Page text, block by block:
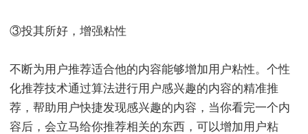
③投其所好，增强粘性
不断为用户推荐适合他的内容能够增加用户粘性。个性
化推荐技术通过算法进行用户感兴趣的内容的精准推
荐，帮助用户快捷发现感兴趣的内容，当你看完一个内
容后，会立马给你推荐相关的东西，可以增加用户粘